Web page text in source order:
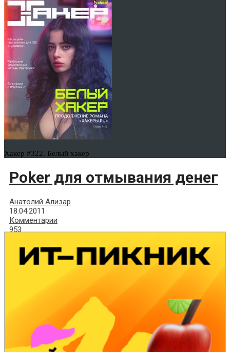
Хакер #322. Белый хакер
Poker для отмывания денег
Анатолий Ализар
18.04.2011
Комментарии
953